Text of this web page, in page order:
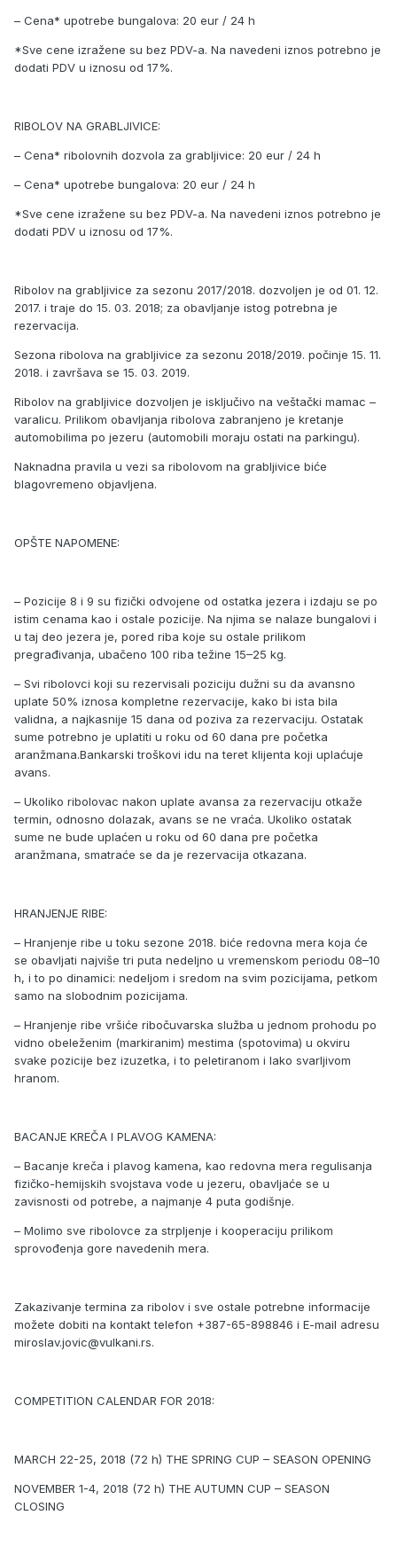
– Cena* upotrebe bungalova: 20 eur / 24 h
*Sve cene izražene su bez PDV-a. Na navedeni iznos potrebno je
dodati PDV u iznosu od 17%.
RIBOLOV NA GRABLJIVICE:
– Cena* ribolovnih dozvola za grabljivice: 20 eur / 24 h
– Cena* upotrebe bungalova: 20 eur / 24 h
*Sve cene izražene su bez PDV-a. Na navedeni iznos potrebno je
dodati PDV u iznosu od 17%.
Ribolov na grabljivice za sezonu 2017/2018. dozvoljen je od 01. 12.
2017. i traje do 15. 03. 2018; za obavljanje istog potrebna je
rezervacija.
Sezona ribolova na grabljivice za sezonu 2018/2019. počinje 15. 11.
2018. i završava se 15. 03. 2019.
Ribolov na grabljivice dozvoljen je isključivo na veštački mamac –
varalicu. Prilikom obavljanja ribolova zabranjeno je kretanje
automobilima po jezeru (automobili moraju ostati na parkingu).
Naknadna pravila u vezi sa ribolovom na grabljivice biće
blagovremeno objavljena.
OPŠTE NAPOMENE:
– Pozicije 8 i 9 su fizički odvojene od ostatka jezera i izdaju se po
istim cenama kao i ostale pozicije. Na njima se nalaze bungalovi i
u taj deo jezera je, pored riba koje su ostale prilikom
pregrađivanja, ubačeno 100 riba težine 15–25 kg.
– Svi ribolovci koji su rezervisali poziciju dužni su da avansno
uplate 50% iznosa kompletne rezervacije, kako bi ista bila
validna, a najkasnije 15 dana od poziva za rezervaciju. Ostatak
sume potrebno je uplatiti u roku od 60 dana pre početka
aranžmana.Bankarski troškovi idu na teret klijenta koji uplaćuje
avans.
– Ukoliko ribolovac nakon uplate avansa za rezervaciju otkaže
termin, odnosno dolazak, avans se ne vraća. Ukoliko ostatak
sume ne bude uplaćen u roku od 60 dana pre početka
aranžmana, smatraće se da je rezervacija otkazana.
HRANJENJE RIBE:
– Hranjenje ribe u toku sezone 2018. biće redovna mera koja će
se obavljati najviše tri puta nedeljno u vremenskom periodu 08–10
h, i to po dinamici: nedeljom i sredom na svim pozicijama, petkom
samo na slobodnim pozicijama.
– Hranjenje ribe vršiće ribočuvarska služba u jednom prohodu po
vidno obeleženim (markiranim) mestima (spotovima) u okviru
svake pozicije bez izuzetka, i to peletiranom i lako svarljivom
hranom.
BACANJE KREČA I PLAVOG KAMENA:
– Bacanje kreča i plavog kamena, kao redovna mera regulisanja
fizičko-hemijskih svojstava vode u jezeru, obavljaće se u
zavisnosti od potrebe, a najmanje 4 puta godišnje.
– Molimo sve ribolovce za strpljenje i kooperaciju prilikom
sprovođenja gore navedenih mera.
Zakazivanje termina za ribolov i sve ostale potrebne informacije
možete dobiti na kontakt telefon +387-65-898846 i E-mail adresu
miroslav.jovic@vulkani.rs.
COMPETITION CALENDAR FOR 2018:
MARCH 22-25, 2018 (72 h) THE SPRING CUP – SEASON OPENING
NOVEMBER 1-4, 2018 (72 h) THE AUTUMN CUP – SEASON
CLOSING